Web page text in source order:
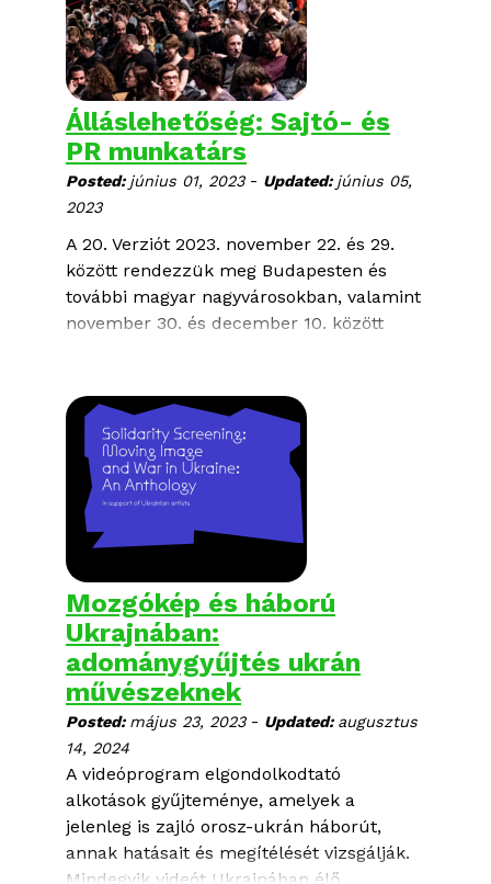
Álláslehetőség: Sajtó- és
PR munkatárs
Posted:június 01, 2023 - Updated:június 05,
2023
A 20. Verziót 2023. november 22. és 29.
között rendezzük meg Budapesten és
további magyar nagyvárosokban, valamint
november 30. és december 10. között
megfelelő tapasztalattal rendelkezik egy
filmfesztivál sajtó és PR feladatainak
ellátásához, szereti a
dokumentumfilmeket és elegendő
szabad kapacitása van az őszi
időszakban.
A fesztivál évközi tevékenységéről a
verzio.orgoldalon olvashatsz bővebben.
Feladatok:
Mozgókép és háború
Ukrajnában:
adománygyűjtés ukrán
művészeknek
Posted:május 23, 2023 - Updated:augusztus
14, 2024
A videóprogram elgondolkodtató
alkotások gyűjteménye, amelyek a
jelenleg is zajló orosz-ukrán háborút,
annak hatásait és megítélését vizsgálják.
Mindegyik videót Ukrajnában élő